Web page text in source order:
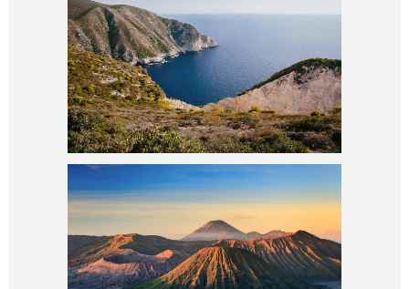
GALLERY 3
K2 SNAPSHOTS